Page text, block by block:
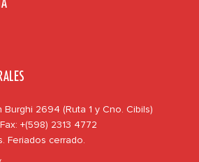
Burghi 2694 (Ruta 1 y Cno. Cibils)
+(598) 2313 4772
Feriados cerrado.